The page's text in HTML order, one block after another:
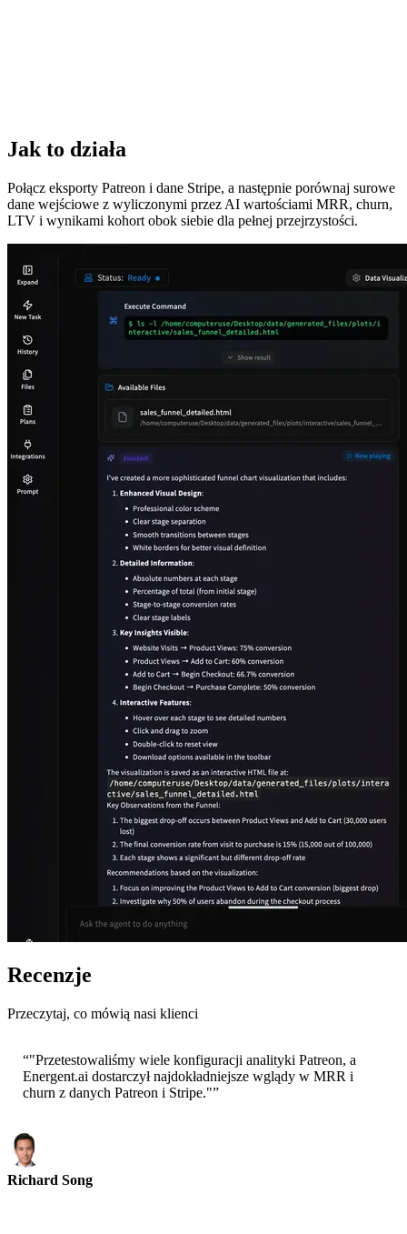
Jak to działa
Połącz eksporty Patreon i dane Stripe, a następnie porównaj surowe
dane wejściowe z wyliczonymi przez AI wartościami MRR, churn,
LTV i wynikami kohort obok siebie dla pełnej przejrzystości.
Recenzje
Przeczytaj, co mówią nasi klienci
“"Przetestowaliśmy wiele konfiguracji analityki Patreon, a
Energent.ai dostarczył najdokładniejsze wglądy w MRR i
churn z danych Patreon i Stripe."”
Richard Song